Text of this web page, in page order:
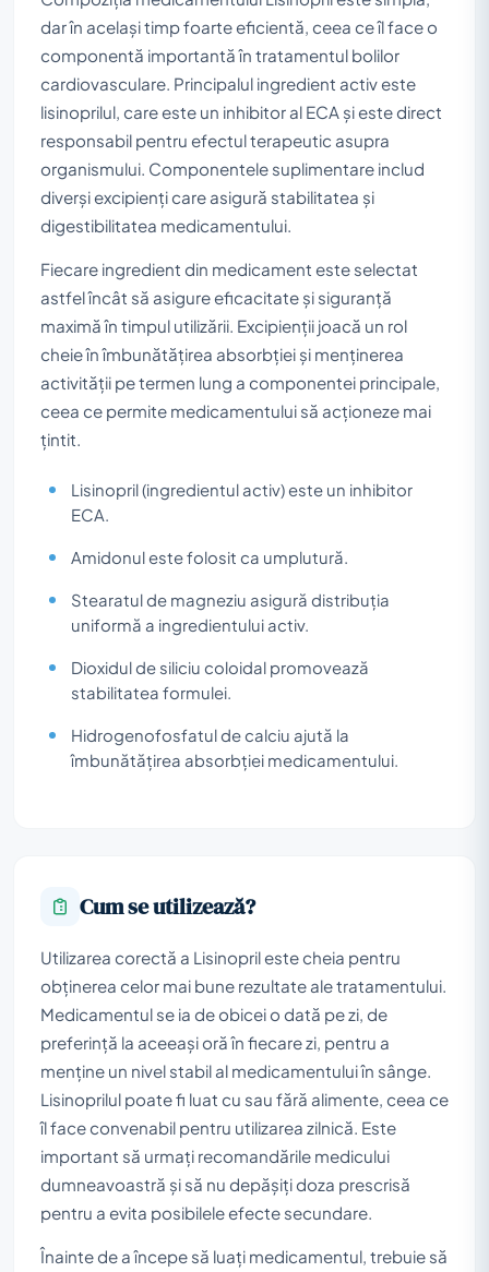
dar în același timp foarte eficientă, ceea ce îl face o
componentă importantă în tratamentul bolilor
cardiovasculare. Principalul ingredient activ este
lisinoprilul, care este un inhibitor al ECA și este direct
responsabil pentru efectul terapeutic asupra
organismului. Componentele suplimentare includ
diverși excipienți care asigură stabilitatea și
digestibilitatea medicamentului.
Fiecare ingredient din medicament este selectat
astfel încât să asigure eficacitate și siguranță
maximă în timpul utilizării. Excipienții joacă un rol
cheie în îmbunătățirea absorbției și menținerea
activității pe termen lung a componentei principale,
ceea ce permite medicamentului să acționeze mai
țintit.
Lisinopril (ingredientul activ) este un inhibitor
ECA.
Amidonul este folosit ca umplutură.
Stearatul de magneziu asigură distribuția
uniformă a ingredientului activ.
Dioxidul de siliciu coloidal promovează
stabilitatea formulei.
Hidrogenofosfatul de calciu ajută la
îmbunătățirea absorbției medicamentului.
Cum se utilizează?
Utilizarea corectă a Lisinopril este cheia pentru
obținerea celor mai bune rezultate ale tratamentului.
Medicamentul se ia de obicei o dată pe zi, de
preferință la aceeași oră în fiecare zi, pentru a
menține un nivel stabil al medicamentului în sânge.
Lisinoprilul poate fi luat cu sau fără alimente, ceea ce
îl face convenabil pentru utilizarea zilnică. Este
important să urmați recomandările medicului
dumneavoastră și să nu depășiți doza prescrisă
pentru a evita posibilele efecte secundare.
Înainte de a începe să luați medicamentul, trebuie să